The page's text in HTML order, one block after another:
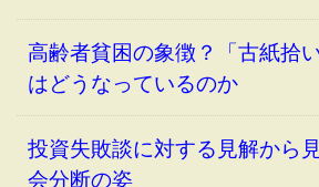
高齢者貧困の象徴？「古紙拾
はどうなっているのか
投資失敗談に対する見解から
会分断の姿